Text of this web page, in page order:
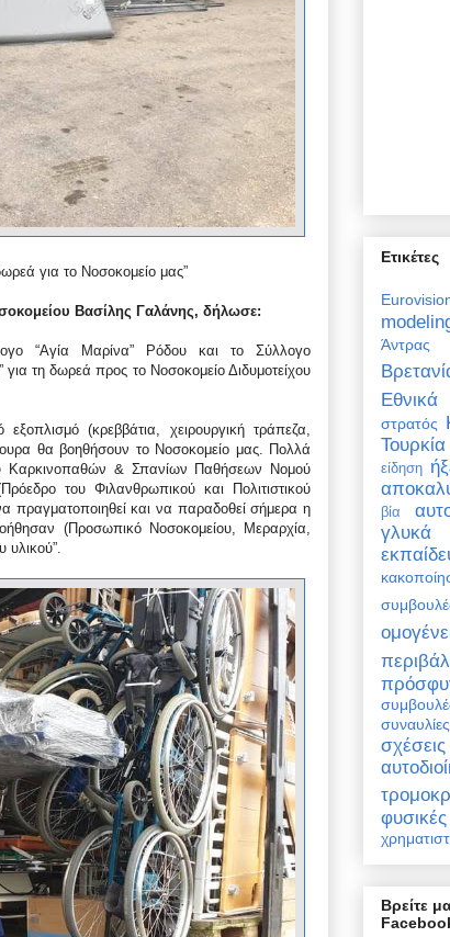
για το Νοσοκομείο μας”
Βασίλης Γαλάνης, δήλωσε:
“Αγία Μαρίνα” Ρόδου και το Σύλλογο
τη δωρεά προς το Νοσοκομείο Διδυμοτείχου
(κρεββάτια, χειρουργική τράπεζα,
θα βοηθήσουν το Νοσοκομείο μας. Πολλά
Καρκινοπαθών & Σπανίων Παθήσεων Νομού
του Φιλανθρωπικού και Πολιτιστικού
πραγματοποιηθεί και να παραδοθεί σήμερα η
(Προσωπικό Νοσοκομείου, Μεραρχία,
Ετικέτες
Άντρας
στρατός
Τουρκία
είδηση
βία
γλυκά
συναυλίες
σχέσεις
Βρείτε